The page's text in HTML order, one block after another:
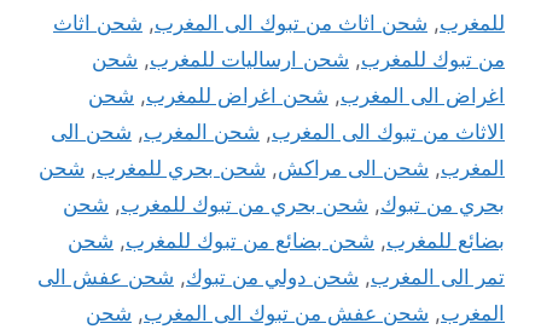
للمغرب, شحن اثاث من تبوك الى المغرب, شحن اثاث
من تبوك للمغرب, شحن ارساليات للمغرب, شحن
اغراض الى المغرب, شحن اغراض للمغرب, شحن
الاثاث من تبوك الى المغرب, شحن المغرب, شحن الى
المغرب, شحن الى مراكش, شحن بحري للمغرب, شحن
بحري من تبوك, شحن بحري من تبوك للمغرب, شحن
بضائع للمغرب, شحن بضائع من تبوك للمغرب, شحن
تمر الى المغرب, شحن دولي من تبوك, شحن عفش الى
المغرب, شحن عفش من تبوك الى المغرب, شحن